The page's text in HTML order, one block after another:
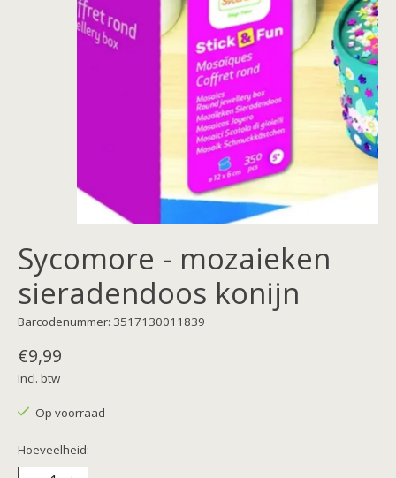
Sycomore - mozaieken
sieradendoos konijn
Barcodenummer: 3517130011839
€9,99
Incl. btw
Op voorraad
Hoeveelheid: